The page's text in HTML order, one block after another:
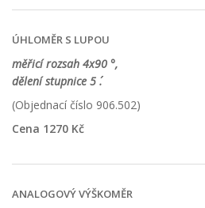
ÚHLOMĚR S LUPOU
měřicí rozsah 4x90 °,
dělení stupnice 5 ´.
(Objednací číslo 906.502)
Cena 1270 Kč
ANALOGOVÝ VÝŠKOMĚR